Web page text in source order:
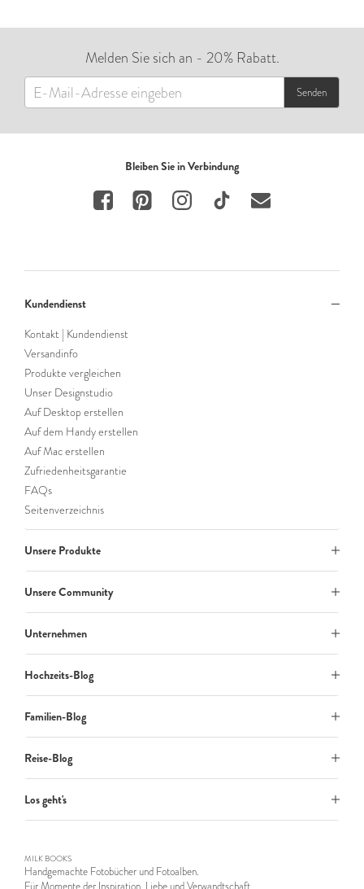
Melden Sie sich an - 20% Rabatt.
Senden
Bleiben Sie in Verbindung
Kundendienst
Kontakt | Kundendienst
Versandinfo
Produkte vergleichen
Unser Designstudio
Auf Desktop erstellen
Auf dem Handy erstellen
Auf Mac erstellen
Zufriedenheitsgarantie
FAQs
Seitenverzeichnis
Unsere Produkte
Unsere Community
Unternehmen
Hochzeits-Blog
Familien-Blog
Reise-Blog
Los geht's
MILK BOOKS
Handgemachte Fotobücher und Fotoalben.
Für Momente der Inspiration, Liebe und Verwandtschaft.